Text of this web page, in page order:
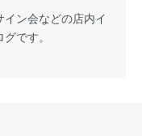
ン会などの店内イ
です。